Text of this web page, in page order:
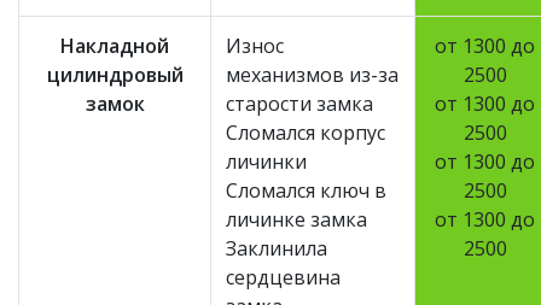
Накладной
цилиндровый
замок
Износ
механизмов из-за
старости замка
Сломался корпус
личинки
Сломался ключ в
личинке замка
Заклинила
сердцевина
от 1300 до
2500
от 1300 до
2500
от 1300 до
2500
от 1300 до
2500